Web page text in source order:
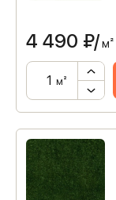
4 490 ₽/м²
м²